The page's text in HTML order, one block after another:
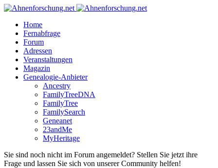
Home
Fernabfrage
Forum
Adressen
Veranstaltungen
Magazin
Genealogie-Anbieter
Ancestry
FamilyTreeDNA
FamilyTree
FamilySearch
Geneanet
23andMe
MyHeritage
Sie sind noch nicht im Forum angemeldet? Stellen Sie jetzt ihre
Frage und lassen Sie sich von unserer Community helfen!